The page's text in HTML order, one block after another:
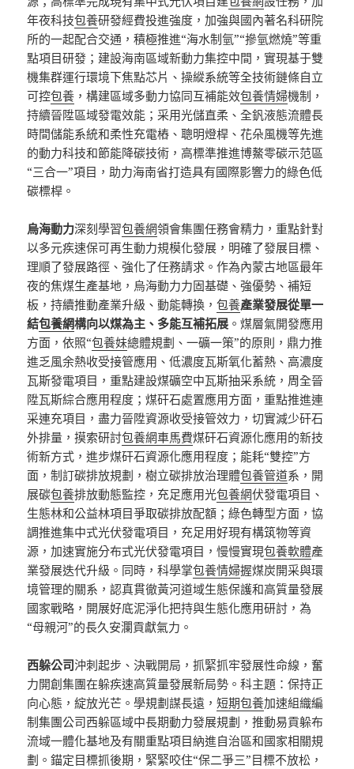
年夜科技包養研發經費投進強度，加強與國內著名科研院
所的一起配合交通，積極推進“海水制氫”“摻氫燃燒”等重
點項目研發；建設海南區域新動力集控中間，實現基于雙
機集群運行環境下焦點芯片、操縱系統等全技術鏈條自立
可控包養 ，構建區域多動力協同互補能效包養情婦機制，
持續晉陞區域發電效能；采用光儲直柔、全釩液態流體長
時間儲能系統和柔性充電樁、聰明燈桿、花朵風機等先進
的動力科技和節能降碳技術，高標準推進博鰲零碳示范區
“三合一”項目，助力海南省打造具有國際影響力的綠色低
碳標桿。
烏海動力深刻學習包養網領會集團任務會精力，重點針對
以多元疾速保可再生動力規模化發展，明確了發展目標、
理順了發展路徑、強化了任務請求。作為內蒙古地區最年
夜的焦煤生產基地，烏海動力力固基礎、強優勢、補短
板，持續推動產業升級、動能轉換，包養產業發展從單一
結包養網構向以煤為主、多能互補拓展 。煤層氣開發應用
方面，依照“包養妹總體規劃、一礦一策”的原則，鼎力推
進乏風余熱收受接管應用、低濃度瓦斯氧化蓄熱、高濃度
瓦斯發電項目，重點建設煤礦空中瓦斯抽采系統，周全晉
陞瓦斯綜合應用程度；煤矸石處置應用方面，重點推進連
采連充項目，盡力晉陞資源收受接管效力，切實減少矸石
外排量，摸索研討包養網車馬費煤矸石資源化應用的新技
術新方式，進步煤矸石資源化應用程度；能耗“雙控”方
面，制訂碳排放規劃，樹立碳排放治理體包養管道系，開
展碳包養排放動態監控，充足應用光包養網伏發電項目、
生態林和公益林項目爭取碳排放配額；綠色轉型方面，協
調推進集中式光伏發電項目，充足用好現有構筑物等資
源，加速實施分布式光伏發電項目，慢慢實現包養軟體產
業發展迭代升級。同時，科學掌包養情婦握煤炭開采與環
境管理的關系，認真貫徹黃河道域生態保護和高質量發展
國家戰略，開展好底泥淨化把持與生態化應用研討，為
“母親河”的長久安瀾貢獻氣力。
西躲公司沖刺起步、決戰開局，抓緊抓牢發展性命線，奮
力開創集團在躲疾速高質量發展新局勢。科主題：保持正
向心態，綻放光芒。學規劃謀長遠，短期包養加速組織編
制集團公司西躲區域中長期動力發展規劃，推動易貢躲布
流域一體化基地及有關重點項目納進自治區和國家相關規
劃。錨定目標抓後期，緊緊咬住“保二爭三”目標不放松，